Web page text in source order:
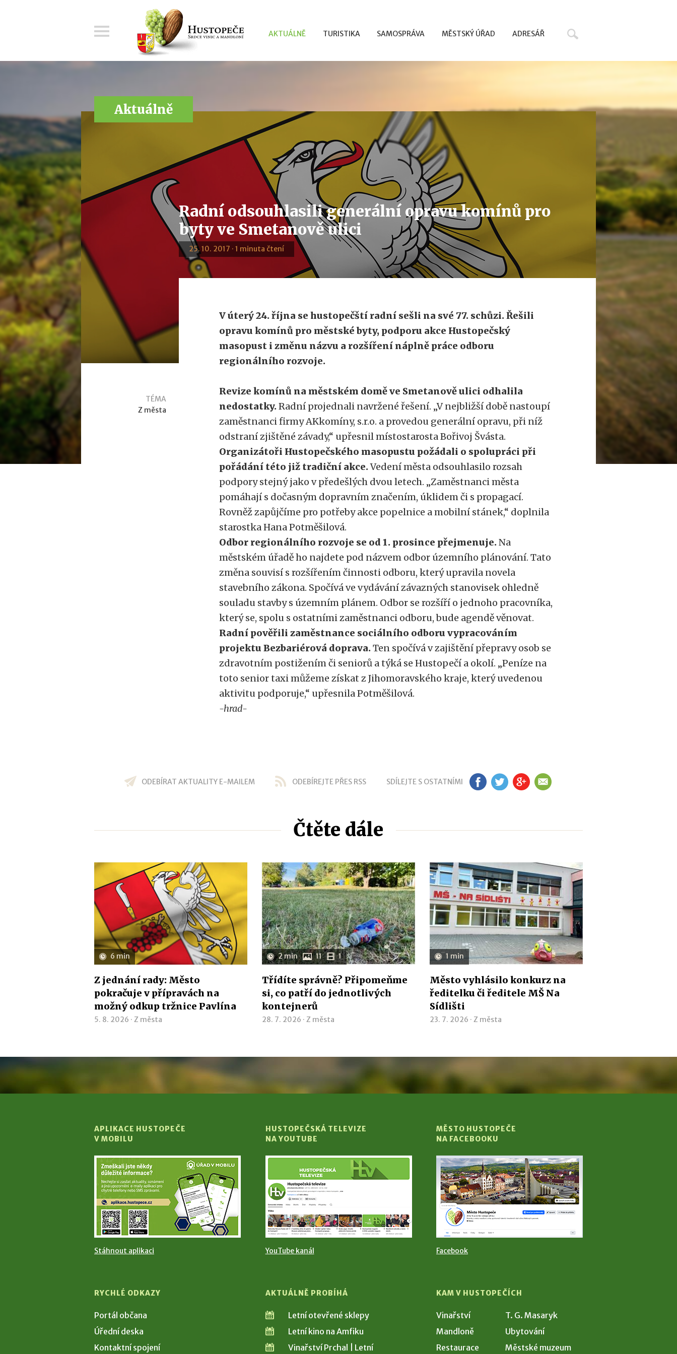
AKTUÁLNĚ TURISTIKA SAMOSPRÁVA MĚSTSKÝ ÚŘAD ADRESÁŘ
Aktuálně
Radní odsouhlasili generální opravu komínů pro
byty ve Smetanově ulici
25. 10. 2017 · 1 minuta čtení
TÉMA
Z města
V úterý 24. října se hustopečští radní sešli na své 77. schůzi. Řešili
opravu komínů pro městské byty, podporu akce Hustopečský
masopust i změnu názvu a rozšíření náplně práce odboru
regionálního rozvoje.
Revize komínů na městském domě ve Smetanově ulici odhalila
nedostatky.Radní projednali navržené řešení. „V nejbližší době nastoupí
zaměstnanci firmy AKkomíny, s.r.o. a provedou generální opravu, při níž
odstraní zjištěné závady,“ upřesnil místostarosta Bořivoj Švásta.
Organizátoři Hustopečského masopustu požádali o spolupráci při
pořádání této již tradiční akce.Vedení města odsouhlasilo rozsah
podpory stejný jako v předešlých dvou letech. „Zaměstnanci města
pomáhají s dočasným dopravním značením, úklidem či s propagací.
Rovněž zapůjčíme pro potřeby akce popelnice a mobilní stánek,“ doplnila
starostka Hana Potměšilová.
Odbor regionálního rozvoje se od 1. prosince přejmenuje.Na
městském úřadě ho najdete pod názvem odbor územního plánování. Tato
změna souvisí s rozšířením činnosti odboru, který upravila novela
stavebního zákona. Spočívá ve vydávání závazných stanovisek ohledně
souladu stavby s územním plánem. Odbor se rozšíří o jednoho pracovníka,
který se, spolu s ostatními zaměstnanci odboru, bude agendě věnovat.
Radní pověřili zaměstnance sociálního odboru vypracováním
projektu Bezbariérová doprava.Ten spočívá v zajištění přepravy osob se
zdravotním postižením či seniorů a týká se Hustopečí a okolí. „Peníze na
toto senior taxi můžeme získat z Jihomoravského kraje, který uvedenou
aktivitu podporuje,“ upřesnila Potměšilová.
-hrad-
ODEBÍRAT AKTUALITY E-MAILEM ODEBÍREJTE PŘES RSS SDÍLEJTE S OSTATNÍMI FB TW GP EM
Čtěte dále
6 min
Z jednání rady: Město
pokračuje v přípravách na
možný odkup tržnice Pavlína
5. 8. 2026 · Z města
2 min 11 1
Třídíte správně? Připomeňme
si, co patří do jednotlivých
kontejnerů
28. 7. 2026 ·Z města
1 min
Město vyhlásilo konkurz na
ředitelku či ředitele MŠ Na
Sídlišti
23. 7. 2026 ·Z města
APLIKACE HUSTOPEČE
V MOBILU
Stáhnout aplikaci
HUSTOPEČSKÁ TELEVIZE
NA YOUTUBE
YouTube kanál
MĚSTO HUSTOPEČE
NA FACEBOOKU
Facebook
RYCHLÉ ODKAZY
Portál občana
Úřední deska
Kontaktní spojení
AKTUÁLNĚ PROBÍHÁ
Letní otevřené sklepy
Letní kino na Amfiku
Vinařství Prchal | Letní
KAM V HUSTOPEČÍCH
Vinařství
T. G. Masaryk
Mandloně
Ubytování
Restaurace
Městské muzeum